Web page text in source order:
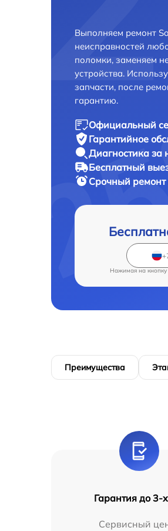
Выполняем ремонт
неисправностей
поломки, заменяем
устройства.
запчасти, после
гарантию.
Официальный
Гарантийное
Диагностика за
Бесплатный
Срочный ремонт
Нажимая на кнопку
Преимущества
Гарантия до 3-
Сервисный